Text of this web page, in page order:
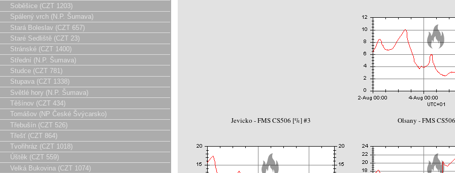
Soběšice (CZT 1203)
Spálený vrch (N.P. Šumava)
Stará Boleslav (CZT 657)
Staré Sedliště (CZT 23)
Stránské (CZT 1400)
Střední (N.P. Šumava)
Studce (CZT 781)
Stupava (CZT 1338)
Světlé hory (N.P. Šumava)
Těšínov (CZT 434)
Tomášov (NP České Švýcarsko)
Třebušín (CZT 526)
Třešť (CZT 864)
Tvořihráz (CZT 1018)
Úštěk (CZT 559)
Velká Bukovina (CZT 1074)
Jevicko - FMS CS506 [%] #3 Olsany - FMS